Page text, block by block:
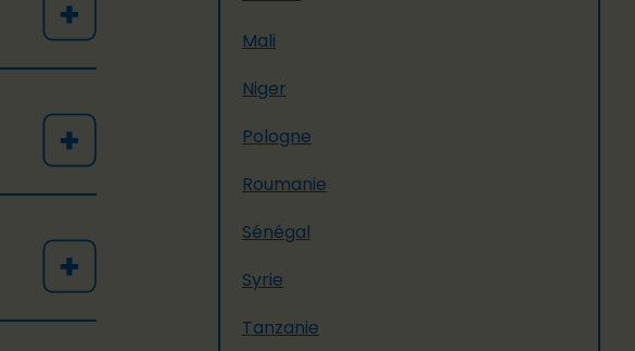
Mali
Niger
Pologne
Roumanie
Sénégal
Syrie
Tanzanie